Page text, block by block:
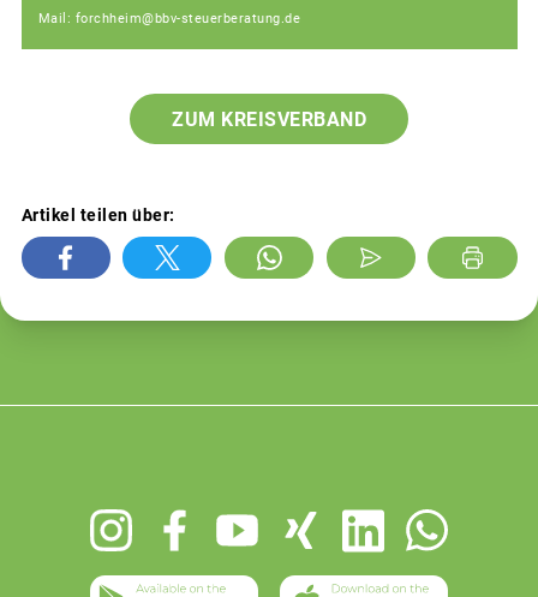
Mail: forchheim@bbv-steuerberatung.de
ZUM KREISVERBAND
Artikel teilen über: